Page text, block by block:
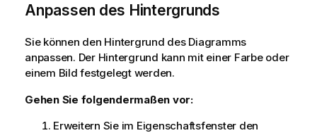
Anpassen des Hintergrunds
Sie können den Hintergrund des Diagramms
anpassen. Der Hintergrund kann mit einer Farbe oder
einem Bild festgelegt werden.
Gehen Sie folgendermaßen vor:
Erweitern Sie im Eigenschaftsfenster den